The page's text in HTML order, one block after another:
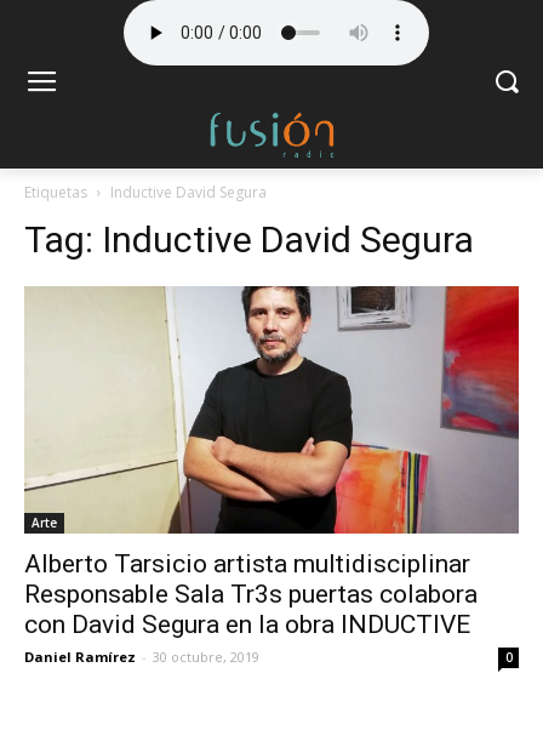
Etiquetas Inductive David Segura
Tag: Inductive David Segura
Arte
Alberto Tarsicio artista multidisciplinar
Responsable Sala Tr3s puertas colabora
con David Segura en la obra INDUCTIVE
Daniel Ramírez - 30 octubre, 2019 0